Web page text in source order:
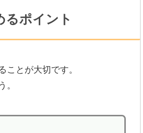
ポイント
とが大切です。